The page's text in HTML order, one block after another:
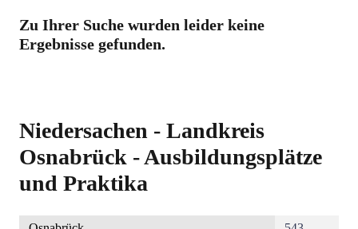
Zu Ihrer Suche wurden leider keine
Ergebnisse gefunden.
Niedersachen - Landkreis
Osnabrück - Ausbildungsplätze
und Praktika